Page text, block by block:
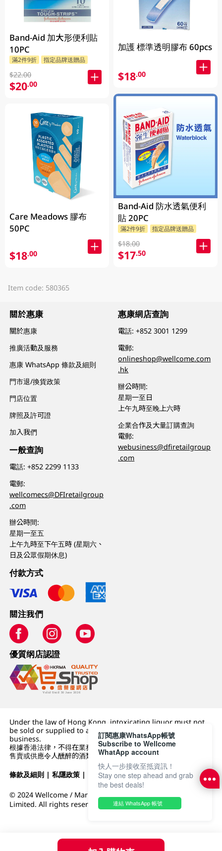
Band-Aid 加大形便利貼
10PC
滿2件9折 指定品牌送贈品
$22.00
$20.00
Care Meadows 膠布
50PC
$18.00
加護 標準透明膠布 60pcs
$18.00
Band-Aid 防水透氣便利
貼 20PC
滿2件9折 指定品牌送贈品
$18.00
$17.50
Item code: 580365
關於惠康
關於惠康
推廣活動及服務
惠康 WhatsApp 條款及細則
門市退/換貨政策
門店位置
牌照及許可證
加入我們
一般查詢
電話:+852 2299 1133
電郵:
wellcomecs@DFIretailgroup
.com
辦公時間:
星期一至五
上午九時至下午五時 (星期六、
日及公眾假期休息)
惠康網店查詢
電話:+852 3001 1299
電郵:
onlineshop@wellcome.com
.hk
辦公時間:
星期一至日
上午九時至晚上六時
企業合作及大量訂購查詢
電郵:
webusiness@dfiretailgroup
.com
付款方式
關注我們
優質纲店認證
Under the law of Hong Kong, intoxicating liquor must not
be sold or supplied to a minor (under 18) in the course of
business.
根據香港法律，不得在業務過程中，向未成年人 (18 歲以下人士)
售賣或供應令人醺醉的酒類。
條款及細則 |私隱政策 | DFI零售集團
© 2024 Wellcome / Market Place. The Dairy Farm Company
Limited. All rights reserved.
訂閱惠康WhatsApp帳號
Subscribe to Wellcome
WhatApp account
快人一步接收至抵資訊！
Stay one step ahead and grab
the best deals!
連結 WhatsApp 帳號